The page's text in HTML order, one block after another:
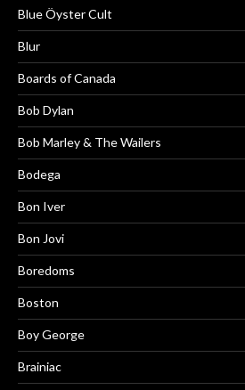
Blue Öyster Cult
Blur
Boards of Canada
Bob Dylan
Bob Marley & The Wailers
Bodega
Bon Iver
Bon Jovi
Boredoms
Boston
Boy George
Brainiac